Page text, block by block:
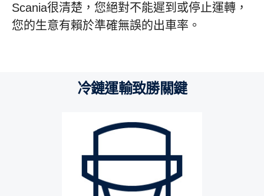
Scania很清楚，您絕對不能遲到或停止運轉，
您的生意有賴於準確無誤的出車率。
冷鏈運輸致勝關鍵